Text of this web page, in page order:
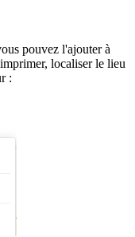
pouvez l'ajouter à
localiser le lieu
: